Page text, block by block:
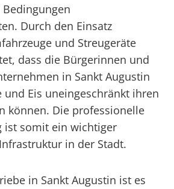
Durch den Einsatz
und Streugeräte
dass die Bürgerinnen und
in Sankt Augustin
und Eis uneingeschränkt ihren
können. Die professionelle
ist somit ein wichtiger
in der Stadt.
in Sankt Augustin ist es